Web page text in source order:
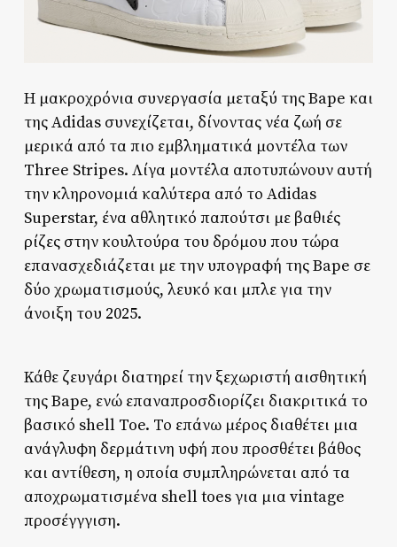
Η μακροχρόνια συνεργασία μεταξύ της Bape και
της Adidas συνεχίζεται, δίνοντας νέα ζωή σε
μερικά από τα πιο εμβληματικά μοντέλα των
Three Stripes. Λίγα μοντέλα αποτυπώνουν αυτή
την κληρονομιά καλύτερα από το Adidas
Superstar, ένα αθλητικό παπούτσι με βαθιές
ρίζες στην κουλτούρα του δρόμου που τώρα
επανασχεδιάζεται με την υπογραφή της Bape σε
δύο χρωματισμούς, λευκό και μπλε για την
άνοιξη του 2025.
Κάθε ζευγάρι διατηρεί την ξεχωριστή αισθητική
της Bape, ενώ επαναπροσδιορίζει διακριτικά το
βασικό shell Toe. Το επάνω μέρος διαθέτει μια
ανάγλυφη δερμάτινη υφή που προσθέτει βάθος
και αντίθεση, η οποία συμπληρώνεται από τα
αποχρωματισμένα shell toes για μια vintage
προσέγγγιση.